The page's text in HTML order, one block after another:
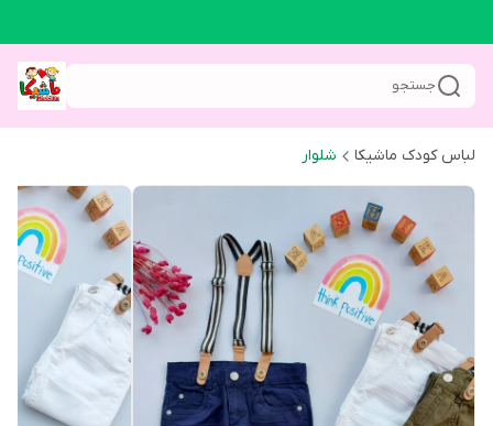
جستجو
لباس کودک ماشیکا شلوار